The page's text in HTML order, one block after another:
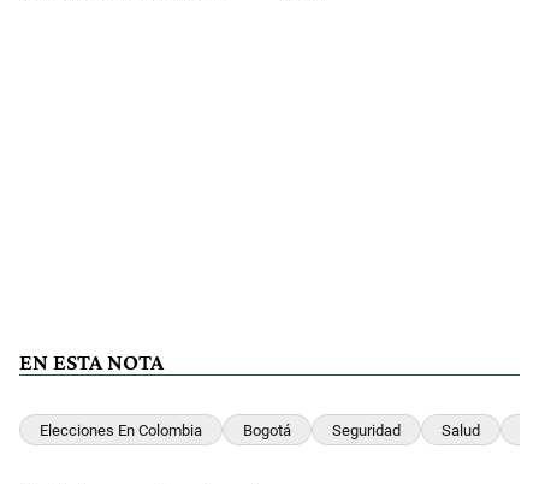
EN ESTA NOTA
Elecciones En Colombia Bogotá Seguridad Salud